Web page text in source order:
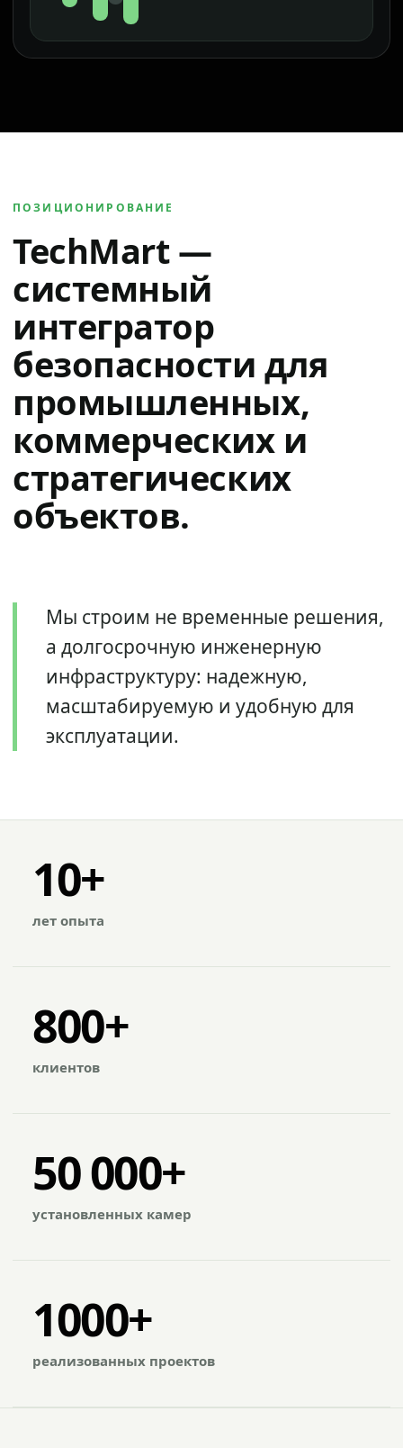
ПОЗИЦИОНИРОВАНИЕ
TechMart —
системный
интегратор
безопасности для
промышленных,
коммерческих и
стратегических
объектов.
Мы строим не временные решения,
а долгосрочную инженерную
инфраструктуру: надежную,
масштабируемую и удобную для
эксплуатации.
10+
лет опыта
800+
клиентов
50 000+
установленных камер
1000+
реализованных проектов